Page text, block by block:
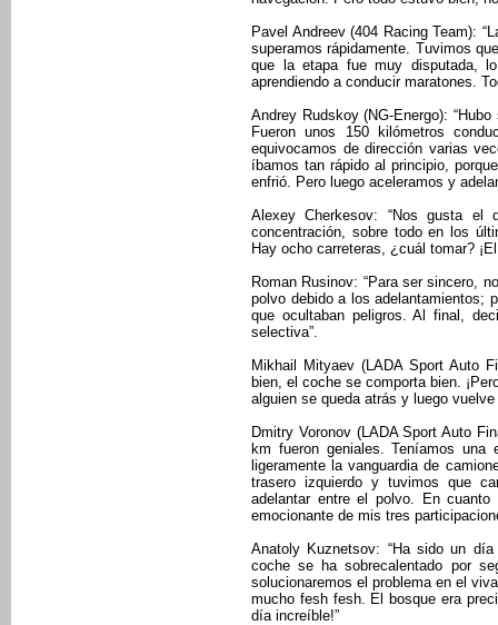
Pavel Andreev (404 Racing Team):
superamos rápidamente. Tuvimos
que la etapa fue muy disputada,
aprendiendo a conducir maratones.
Andrey Rudskoy (NG-Energo):
Fueron unos 150 kilómetros
equivocamos de dirección varias
íbamos tan rápido al principio,
enfrió. Pero luego aceleramos y
Alexey Cherkesov: “Nos gusta
concentración, sobre todo en los
Hay ocho carreteras, ¿cuál tomar?
Roman Rusinov: “Para ser sincero,
polvo debido a los adelantamientos;
que ocultaban peligros. Al final,
selectiva”.
Mikhail Mityaev (LADA Sport Auto
bien, el coche se comporta bien.
alguien se queda atrás y luego
Dmitry Voronov (LADA Sport Auto
km fueron geniales. Teníamos una
ligeramente la vanguardia de
trasero izquierdo y tuvimos que
adelantar entre el polvo. En
emocionante de mis tres
Anatoly Kuznetsov: “Ha sido un
coche se ha sobrecalentado por
solucionaremos el problema en el
mucho fesh fesh. El bosque era
día increíble!”